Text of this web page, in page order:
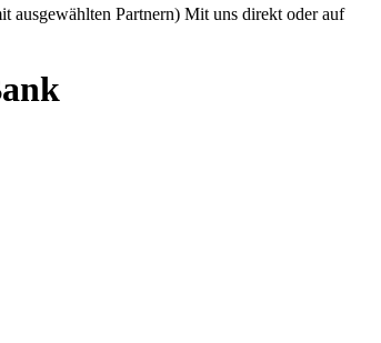
ausgewählten Partnern) Mit uns direkt oder auf